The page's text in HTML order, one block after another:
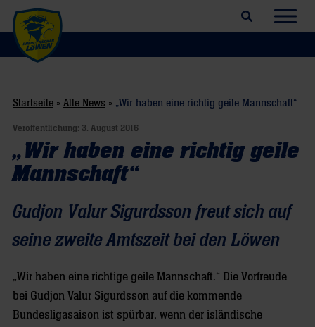
Suchfeld öffnen
Startseite » Alle News » „Wir haben eine richtig geile Mannschaft“
Veröffentlichung: 3. August 2016
„Wir haben eine richtig geile
Mannschaft“
Gudjon Valur Sigurdsson freut sich auf
seine zweite Amtszeit bei den Löwen
„Wir haben eine richtige geile Mannschaft.“ Die Vorfreude
bei Gudjon Valur Sigurdsson auf die kommende
Bundesligasaison ist spürbar, wenn der isländische